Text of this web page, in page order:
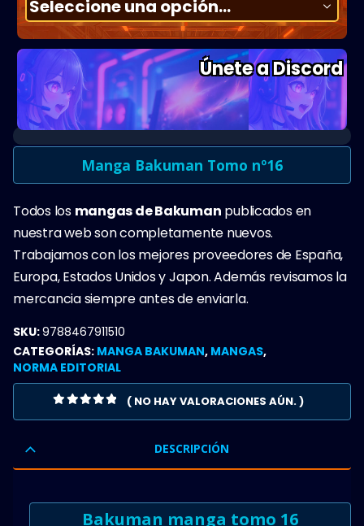
Únete a Discord
Manga Bakuman Tomo nº16
Todos los mangas de Bakuman publicados en
nuestra web son completamente nuevos.
Trabajamos con los mejores proveedores de España,
Europa, Estados Unidos y Japon. Además revisamos la
mercancia siempre antes de enviarla.
SKU:9788467911510
CATEGORÍAS: MANGA BAKUMAN, MANGAS,
NORMA EDITORIAL
( NO HAY VALORACIONES AÚN. )
DESCRIPCIÓN
Bakuman manga tomo 16